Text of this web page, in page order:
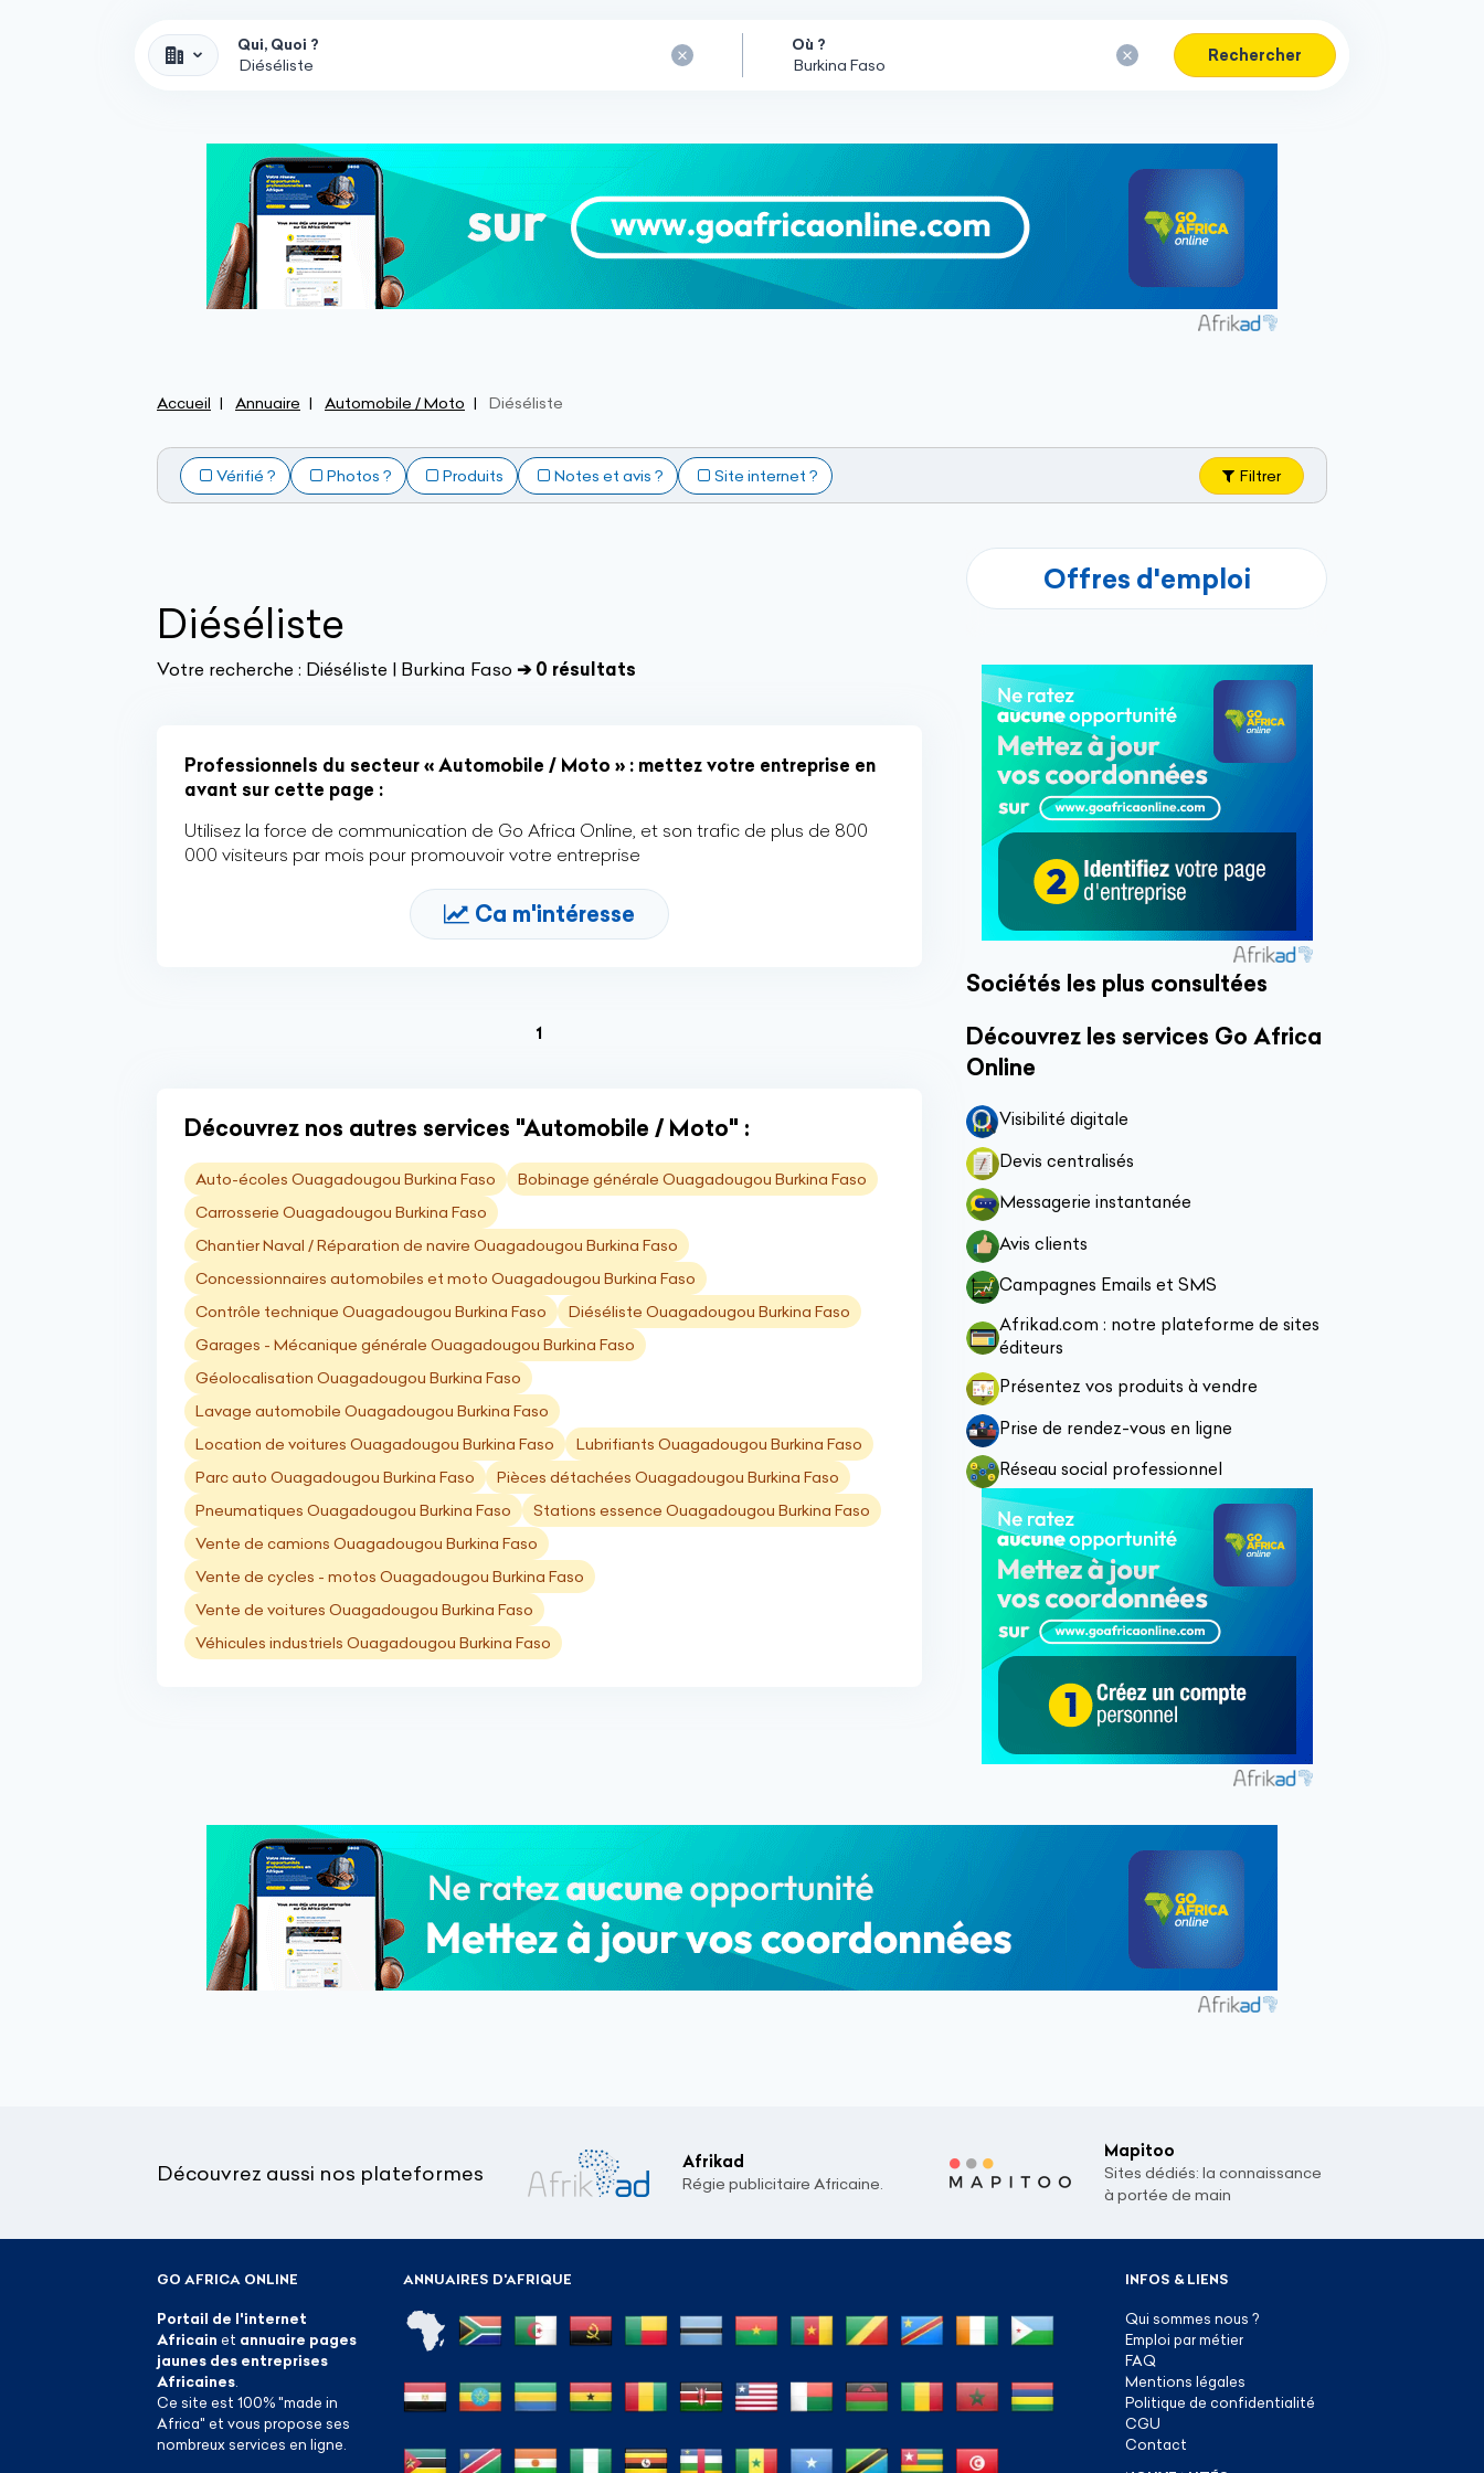
Qui, Quoi ? Où ?
Rechercher
Accueil Annuaire Automobile / Moto Diéséliste
Vérifié ? Photos ? Produits Notes et avis ? Site internet ? Filtrer
Diéséliste
Votre recherche : Diéséliste | Burkina Faso ➔ 0 résultats
Professionnels du secteur « Automobile / Moto » : mettez votre entreprise en
avant sur cette page :
Utilisez la force de communication de Go Africa Online, et son trafic de plus de 800
000 visiteurs par mois pour promouvoir votre entreprise
Ca m'intéresse
1(current)
Découvrez nos autres services "Automobile / Moto" :
Auto-écoles Ouagadougou Burkina Faso
Bobinage générale Ouagadougou Burkina Faso
Carrosserie Ouagadougou Burkina Faso
Chantier Naval / Réparation de navire Ouagadougou Burkina Faso
Concessionnaires automobiles et moto Ouagadougou Burkina Faso
Contrôle technique Ouagadougou Burkina Faso
Diéséliste Ouagadougou Burkina Faso
Garages - Mécanique générale Ouagadougou Burkina Faso
Géolocalisation Ouagadougou Burkina Faso
Lavage automobile Ouagadougou Burkina Faso
Location de voitures Ouagadougou Burkina Faso
Lubrifiants Ouagadougou Burkina Faso
Parc auto Ouagadougou Burkina Faso
Pièces détachées Ouagadougou Burkina Faso
Pneumatiques Ouagadougou Burkina Faso
Stations essence Ouagadougou Burkina Faso
Vente de camions Ouagadougou Burkina Faso
Vente de cycles - motos Ouagadougou Burkina Faso
Vente de voitures Ouagadougou Burkina Faso
Véhicules industriels Ouagadougou Burkina Faso
Offres d'emploi
Sociétés les plus consultées
Découvrez les services Go Africa
Online
Visibilité digitale
Devis centralisés
Messagerie instantanée
Avis clients
Campagnes Emails et SMS
Afrikad.com : notre plateforme de sites
éditeurs
Présentez vos produits à vendre
Prise de rendez-vous en ligne
Réseau social professionnel
Découvrez aussi nos plateformes
Afrikad
Régie publicitaire Africaine.
Mapitoo
Sites dédiés: la connaissance
à portée de main
ANNUAIRES D'AFRIQUE
GO AFRICA ONLINE
Portail de l'internet
Africain et annuaire pages
jaunes des entreprises
Africaines
Ce site est 100% "made in
Africa" et vous propose ses
nombreux services en ligne.
INFOS & LIENS
Qui sommes nous ?
Emploi par métier
FAQ
Mentions légales
Politique de confidentialité
CGU
Contact